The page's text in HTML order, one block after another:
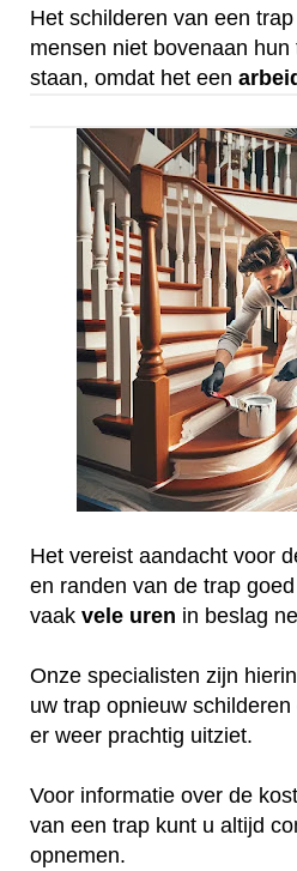
Het schilderen van een
mensen niet bovenaan
staan, omdat het een
Het vereist aandacht voor
en randen van de trap
vaak vele uren in beslag
Onze specialisten zijn
uw trap opnieuw
er weer prachtig uitziet.
Voor informatie over de
van een trap kunt u altijd
opnemen.